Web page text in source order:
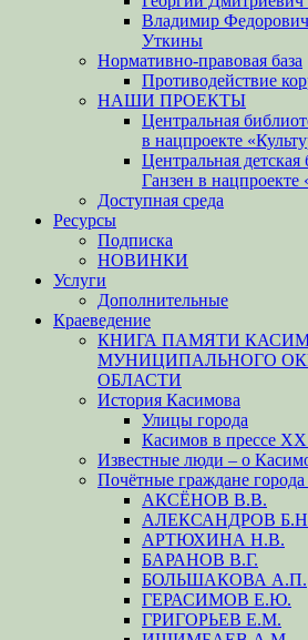
Владимир
Уткины
Нормативно-правовая база
Противодействие
НАШИ ПРОЕКТЫ
Центральная
в нацпроекте
Центральная
Ганзен в нацпроекте
Доступная среда
Ресурсы
Подписка
НОВИНКИ
Услуги
Дополнительные
Краеведение
КНИГА ПАМЯТИ
МУНИЦИПАЛЬНОГО
ОБЛАСТИ
История Касимова
Улицы города
Касимов в прессе XX
Известные люди – о
Почётные граждане
АКСЁНОВ В.В.
АЛЕКСАНДРОВ
АРТЮХИНА Н.В.
БАРАНОВ В.Г.
БОЛЬШАКОВА А.П.
ГЕРАСИМОВ Е.Ю.
ГРИГОРЬЕВ Е.М.